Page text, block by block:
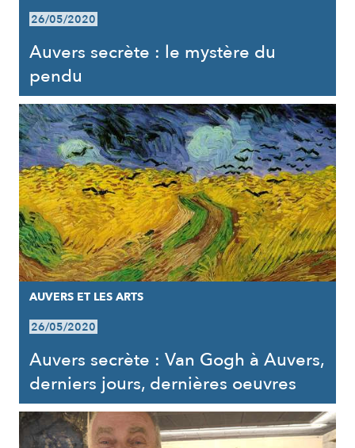
26/05/2020
Auvers secrète : le mystère du
pendu
AUVERS ET LES ARTS
26/05/2020
Auvers secrète : Van Gogh à Auvers,
derniers jours, dernières oeuvres